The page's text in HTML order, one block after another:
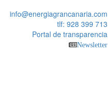
info@energiagrancanaria.com
tlf: 928 399 713
Portal de transparencia
Newsletter